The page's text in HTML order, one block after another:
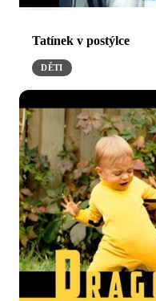
Tatínek v postýlce
DĚTI